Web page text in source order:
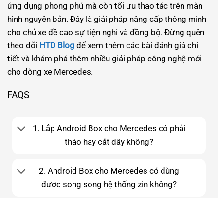
ứng dụng phong phú mà còn tối ưu thao tác trên màn
hình nguyên bản. Đây là giải pháp nâng cấp thông minh
cho chủ xe đề cao sự tiện nghi và đồng bộ. Đừng quên
theo dõi HTD Blog để xem thêm các bài đánh giá chi
tiết và khám phá thêm nhiều giải pháp công nghệ mới
cho dòng xe Mercedes.
FAQS
1. Lắp Android Box cho Mercedes có phải
tháo hay cắt dây không?
2. Android Box cho Mercedes có dùng
được song song hệ thống zin không?